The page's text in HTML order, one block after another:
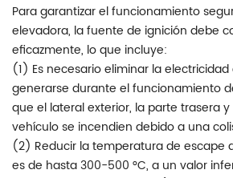
Para garantizar el funcionamiento
elevadora, la fuente de ignición debe
eficazmente, lo que incluye:
(1) Es necesario eliminar la
generarse durante el funcionamiento
que el lateral exterior, la parte trasera
vehículo se incendien debido a una
(2) Reducir la temperatura de escape
es de hasta 300-500 °C, a un valor